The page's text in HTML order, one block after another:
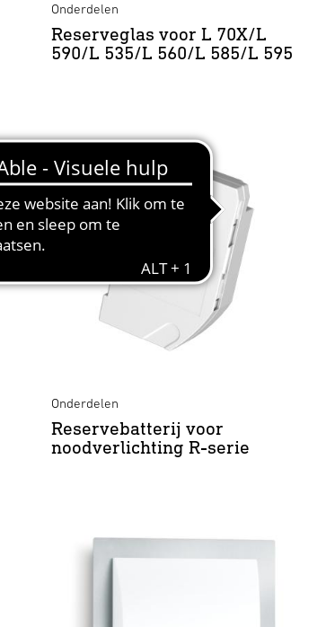
Onderdelen
Reserveglas voor L 70X/L
590/L 535/L 560/L 585/L 595
Onderdelen
Reservebatterij voor
noodverlichting R-serie